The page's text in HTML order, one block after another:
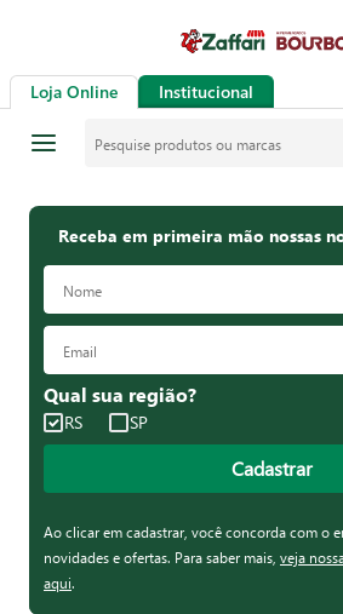
Loja Online Institucional
Receba em primeira mão nossas
Qual sua região?
RS SP
Cadastrar
Ao clicar em cadastrar, você concorda com o
novidades e ofertas. Para saber mais, veja
aqui.